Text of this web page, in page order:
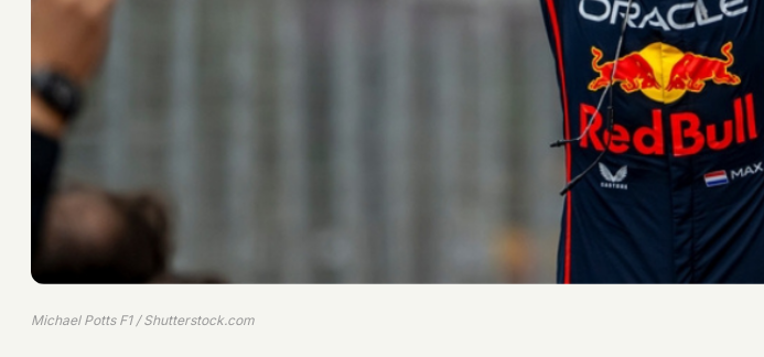
Michael Potts F1 / Shutterstock.com